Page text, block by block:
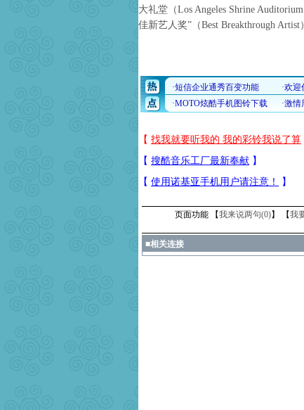
大礼堂（Los Angeles Shrine
佳新艺人奖”（Best Breakthrough Artist）
页面功能 【我来说两句(0)】 【我
■相关连接